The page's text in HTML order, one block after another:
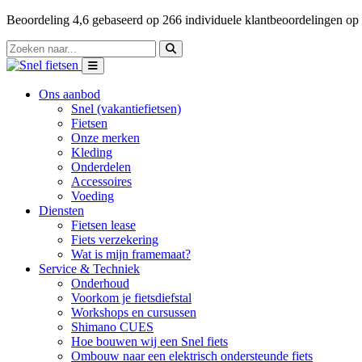
Beoordeling 4,6 gebaseerd op 266 individuele klantbeoordelingen op
Ons aanbod
Snel (vakantiefietsen)
Fietsen
Onze merken
Kleding
Onderdelen
Accessoires
Voeding
Diensten
Fietsen lease
Fiets verzekering
Wat is mijn framemaat?
Service & Techniek
Onderhoud
Voorkom je fietsdiefstal
Workshops en cursussen
Shimano CUES
Hoe bouwen wij een Snel fiets
Ombouw naar een elektrisch ondersteunde fiets